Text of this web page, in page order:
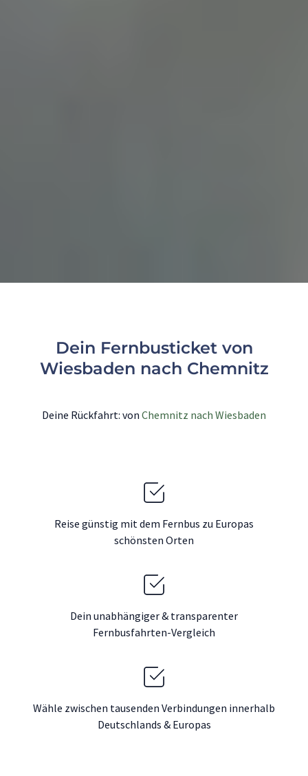
Dein Fernbusticket von
Wiesbaden nach Chemnitz
Deine Rückfahrt: von Chemnitz nach Wiesbaden
Reise günstig mit dem Fernbus zu Europas
schönsten Orten
Dein unabhängiger & transparenter
Fernbusfahrten-Vergleich
Wähle zwischen tausenden Verbindungen innerhalb
Deutschlands & Europas